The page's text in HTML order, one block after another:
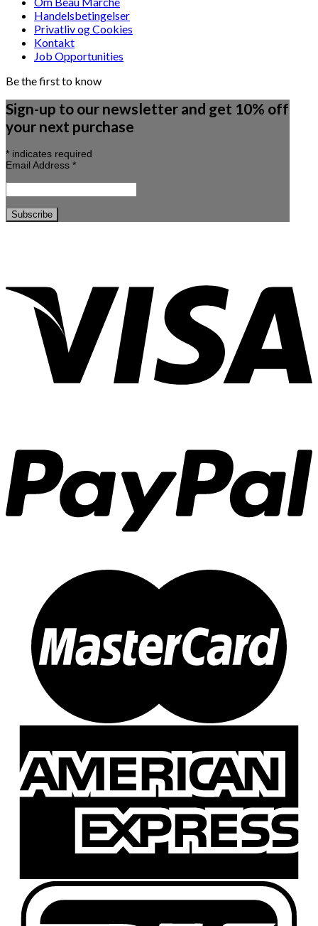
Handelsbetingelser
Privatliv og Cookies
Kontakt
Job Opportunities
Be the first to know
Sign-up to our newsletter and get 10% off
your next purchase
* indicates required
Email Address *